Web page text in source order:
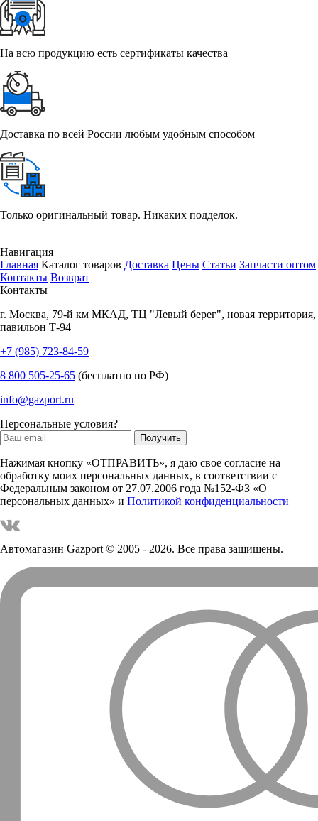
На всю продукцию есть сертификаты качества
Доставка по всей России любым удобным способом
Только оригинальный товар. Никаких подделок.
Навигация
Главная Каталог товаров Доставка Цены Статьи Запчасти оптом
Контакты Возврат
Контакты
г. Москва, 79-й км МКАД, ТЦ "Левый берег", новая территория,
павильон Т-94
+7 (985) 723-84-59
8 800 505-25-65 (бесплатно по РФ)
info@gazport.ru
Персональные условия?
Нажимая кнопку «ОТПРАВИТЬ», я даю свое согласие на
обработку моих персональных данных, в соответствии с
Федеральным законом от 27.07.2006 года №152-ФЗ «О
персональных данных» и Политикой конфиденциальности
Автомагазин Gazport© 2005 - 2026. Все права защищены.